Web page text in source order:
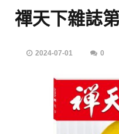
禪天下雜誌
2024-07-01 0